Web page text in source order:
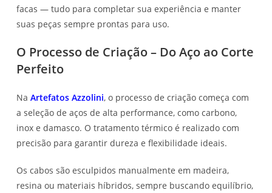
facas — tudo para completar sua experiência e manter
suas peças sempre prontas para uso.
O Processo de Criação – Do Aço ao Corte
Perfeito
NaArtefatos Azzolini, o processo de criação começa com
a seleção de aços de alta performance, como carbono,
inox e damasco. O tratamento térmico é realizado com
precisão para garantir dureza e flexibilidade ideais.
Os cabos são esculpidos manualmente em madeira,
resina ou materiais híbridos, sempre buscando equilíbrio,